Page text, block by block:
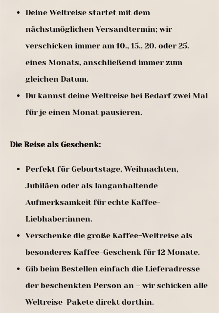
Deine Weltreise startet mit dem
nächstmöglichen Versandtermin; wir
verschicken immer am 10., 15., 20. oder 25.
eines Monats, anschließend immer zum
gleichen Datum.
Du kannst deine Weltreise bei Bedarf zwei Mal
für je einen Monat pausieren.
Die Reise als Geschenk:
Perfekt für Geburtstage, Weihnachten,
Jubiläen oder als langanhaltende
Aufmerksamkeit für echte Kaffee-
Liebhaber:innen.
Verschenke die große Kaffee-Weltreise als
besonderes Kaffee-Geschenk für 12 Monate.
Gib beim Bestellen einfach die Lieferadresse
der beschenkten Person an – wir schicken alle
Weltreise-Pakete direkt dorthin.